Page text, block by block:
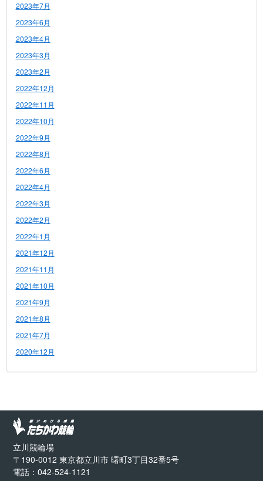
2023年7月
2023年6月
2023年4月
2023年3月
2023年2月
2022年12月
2022年11月
2022年10月
2022年9月
2022年8月
2022年6月
2022年4月
2022年3月
2022年2月
2022年1月
2021年12月
2021年11月
2021年10月
2021年9月
2021年8月
2021年7月
2020年12月
立川競輪場
〒190-0012 東京都立川市 曙町3丁目32番5号
電話：042-524-1121